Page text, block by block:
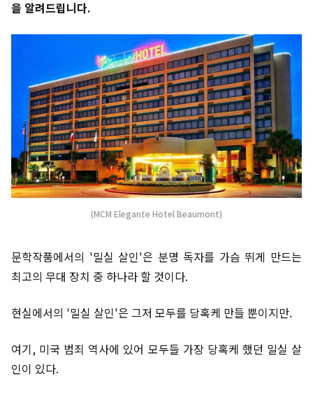
을 알려드립니다.
(MCM Elegante Hotel Beaumont)
문학작품에서의 '밀실 살인'은 분명 독자를 가슴 뛰게 만드는
최고의 무대 장치 중 하나라 할 것이다.
현실에서의 '밀실 살인'은 그저 모두를 당혹케 만들 뿐이지만.
여기, 미국 범죄 역사에 있어 모두들 가장 당혹케 했던 밀실 살
인이 있다.